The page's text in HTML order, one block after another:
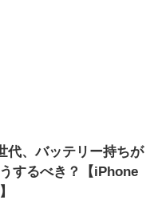
代、バッテリー持ちが
するべき？【iPhone